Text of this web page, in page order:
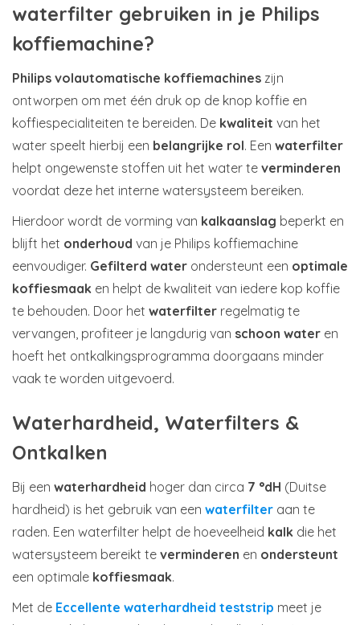
waterfilter gebruiken in je Philips
koffiemachine?
Philips volautomatische koffiemachines zijn
ontworpen om met één druk op de knop koffie en
koffiespecialiteiten te bereiden. De kwaliteit van het
water speelt hierbij een belangrijke rol. Een waterfilter
helpt ongewenste stoffen uit het water te verminderen
voordat deze het interne watersysteem bereiken.
Hierdoor wordt de vorming van kalkaanslag beperkt en
blijft het onderhoud van je Philips koffiemachine
eenvoudiger. Gefilterd water ondersteunt een optimale
koffiesmaak en helpt de kwaliteit van iedere kop koffie
te behouden. Door het waterfilter regelmatig te
vervangen, profiteer je langdurig van schoon water en
hoeft het ontkalkingsprogramma doorgaans minder
vaak te worden uitgevoerd.
Waterhardheid, Waterfilters &
Ontkalken
Bij een waterhardheid hoger dan circa 7 °dH (Duitse
hardheid) is het gebruik van een waterfilter aan te
raden. Een waterfilter helpt de hoeveelheid kalk die het
watersysteem bereikt te verminderen en ondersteunt
een optimale koffiesmaak.
Met de Eccellente waterhardheid teststrip meet je